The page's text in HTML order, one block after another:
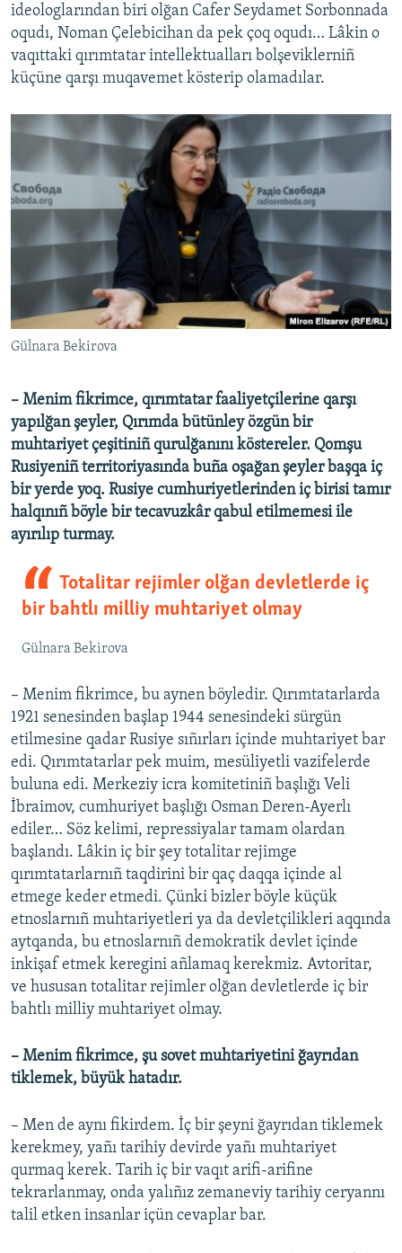
ideologlarından biri olğan Cafer Seydamet Sorbonnada
oqudı, Noman Çelebicihan da pek çoq oqudı… Lâkin o
vaqıttaki qırımtatar intellektualları bolşeviklerniñ
küçüne qarşı muqavemet kösterip olamadılar.
Gülnara Bekirova
– Menim fikrimce, qırımtatar faaliyetçilerine qarşı
yapılğan şeyler, Qırımda bütünley özgün bir
muhtariyet çeşitiniñ qurulğanını köstereler. Qomşu
Rusiyeniñ territoriyasında buña oşağan şeyler başqa iç
bir yerde yoq. Rusiye cumhuriyetlerinden iç birisi tamır
halqınıñ böyle bir tecavuzkâr qabul etilmemesi ile
ayırılıp turmay.
Totalitar rejimler olğan devletlerde iç
bir bahtlı milliy muhtariyet olmay
Gülnara Bekirova
– Menim fikrimce, bu aynen böyledir. Qırımtatarlarda
1921 senesinden başlap 1944 senesindeki sürgün
etilmesine qadar Rusiye sıñırları içinde muhtariyet bar
edi. Qırımtatarlar pek muim, mesüliyetli vazifelerde
buluna edi. Merkeziy icra komitetiniñ başlığı Veli
İbraimov, cumhuriyet başlığı Osman Deren-Ayerlı
ediler… Söz kelimi, repressiyalar tamam olardan
başlandı. Lâkin iç bir şey totalitar rejimge
qırımtatarlarnıñ taqdirini bir qaç daqqa içinde al
etmege keder etmedi. Çünki bizler böyle küçük
etnoslarnıñ muhtariyetleri ya da devletçilikleri aqqında
aytqanda, bu etnoslarnıñ demokratik devlet içinde
inkişaf etmek keregini añlamaq kerekmiz. Avtoritar,
ve hususan totalitar rejimler olğan devletlerde iç bir
bahtlı milliy muhtariyet olmay.
– Menim fikrimce, şu sovet muhtariyetini ğayrıdan
tiklemek, büyük hatadır.
– Men de aynı fikirdem. İç bir şeyni ğayrıdan tiklemek
kerekmey, yañı tarihiy devirde yañı muhtariyet
qurmaq kerek. Tarih iç bir vaqıt arifi-arifine
tekrarlanmay, onda yalıñız zemaneviy tarihiy ceryannı
talil etken insanlar içün cevaplar bar.